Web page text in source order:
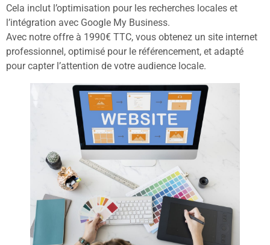
Cela inclut l’optimisation pour les recherches locales et
l’intégration avec Google My Business.
Avec notre offre à 1990€ TTC, vous obtenez un site internet
professionnel, optimisé pour le référencement, et adapté
pour capter l’attention de votre audience locale.